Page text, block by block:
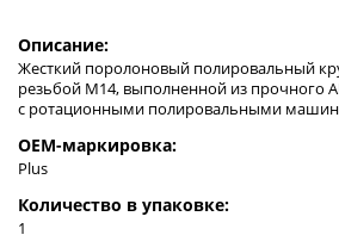
Описание:
Жесткий поролоновый полировальный
резьбой M14, выполненной из прочного
с ротационными полировальными
OEM-маркировка:
Plus
Количество в упаковке:
1